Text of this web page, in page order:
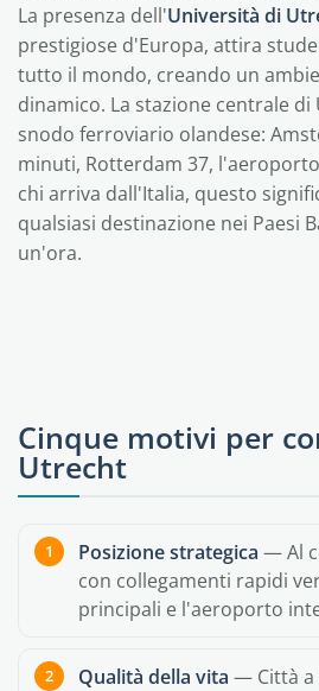
La presenza dell'Università di
prestigiose d'Europa, attira
tutto il mondo, creando un
dinamico. La stazione centrale
snodo ferroviario olandese:
minuti, Rotterdam 37,
chi arriva dall'Italia, questo
qualsiasi destinazione nei Paesi
un'ora.
Cinque motivi per
Utrecht
Posizione strategica — Al
con collegamenti rapidi
principali e l'aeroporto
Qualità della vita — Città a